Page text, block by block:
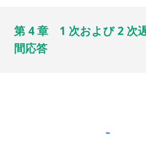
第 4 章 1 次および 2 次
間応答